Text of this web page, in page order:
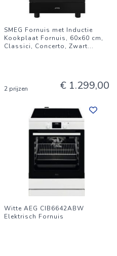
SMEG Fornuis met Inductie
Kookplaat Fornuis, 60x60 cm,
Classici, Concerto, Zwart...
2 prijzen € 1.299,00
Witte AEG CIB6642ABW
Elektrisch Fornuis